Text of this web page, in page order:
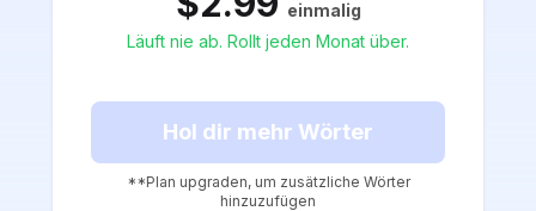
einmalig
Läuft nie ab. Rollt jeden Monat über.
Hol dir mehr Wörter
**Plan upgraden, um zusätzliche Wörter
hinzuzufügen